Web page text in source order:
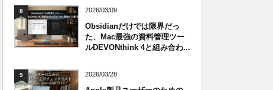
8 2026/03/09
Obsidianだけでは限界だっ
た、Mac最強の資料管理ツー
ルDEVONthink 4と組み合わ...
9 2026/03/28